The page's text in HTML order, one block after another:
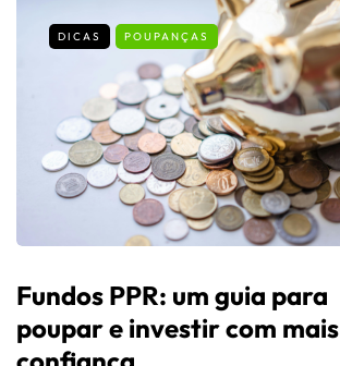
DICAS POUPANÇAS
Fundos PPR: um guia para
poupar e investir com mais